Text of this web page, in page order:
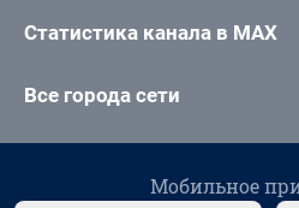
Статистика канала в MAX
Все города сети
Мобильное